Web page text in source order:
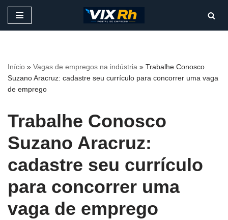
conteúdo
Início » Vagas de empregos na indústria » Trabalhe Conosco
Suzano Aracruz: cadastre seu currículo para concorrer uma vaga
de emprego
Trabalhe Conosco
Suzano Aracruz:
cadastre seu currículo
para concorrer uma
vaga de emprego